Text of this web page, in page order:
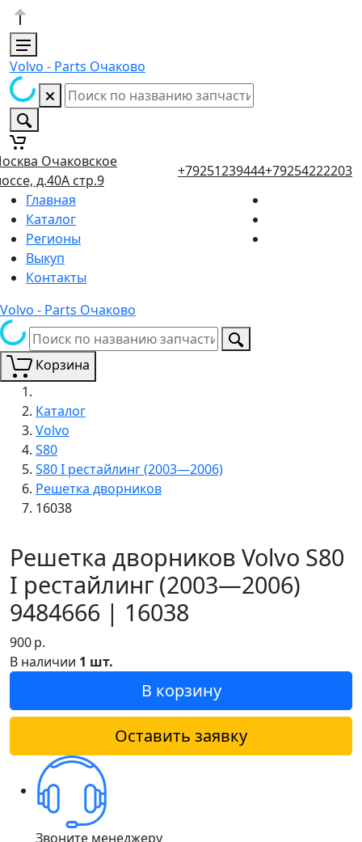
Volvo - Parts Очаково
Очаковское
д.40А стр.9
+79251239444+79254222203
Главная
Каталог
Регионы
Выкуп
Контакты
Volvo - Parts Очаково
Корзина
Каталог
Volvo
S80
S80 I рестайлинг (2003—2006)
Решетка дворников
16038
Решетка дворников Volvo S80
I рестайлинг (2003—2006)
9484666 | 16038
900р.
В наличии 1 шт.
В корзину
Оставить заявку
Звоните менеджеру